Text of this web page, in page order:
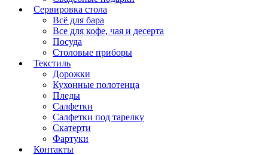
Сервировка стола
Всё для бара
Все для кофе, чая и десерта
Посуда
Столовые приборы
Текстиль
Дорожки
Кухонные полотенца
Пледы
Салфетки
Салфетки под тарелку
Скатерти
Фартуки
Контакты